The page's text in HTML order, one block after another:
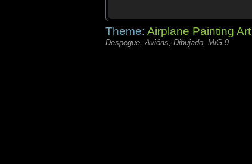
Theme: Airplane Painting Art
Despegue, Avións, Dibujado, MiG-9